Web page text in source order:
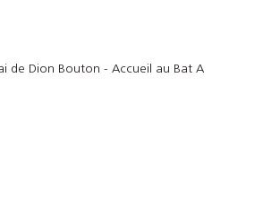
de Dion Bouton - Accueil au Bat A